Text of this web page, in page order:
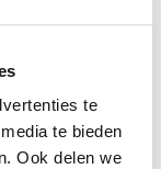
te
te bieden
Ook delen we